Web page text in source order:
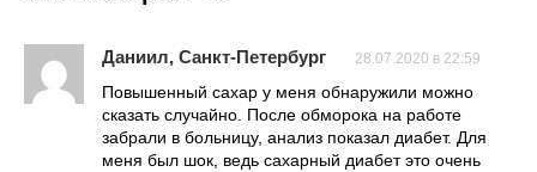
Даниил, Санкт-Петербург 28.07.2020 в 22:59
Повышенный сахар у меня обнаружили можно
сказать случайно. После обморока на работе
забрали в больницу, анализ показал диабет. Для
меня был шок, ведь сахарный диабет это очень